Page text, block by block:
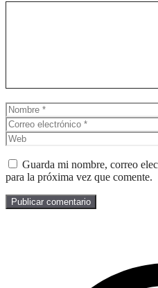
Nombre
Guarda mi nombre, correo
para la próxima vez que comente.